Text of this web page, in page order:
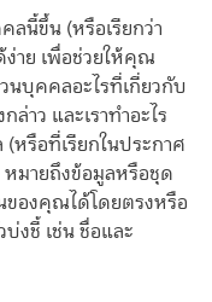
ลนี้ขึ้น (หรือเรียกว่า
ง่าย เพื่อช่วยให้คุณ
วนบุคคลอะไรที่เกี่ยวกับ
าว และเราทำอะไร
หรือที่เรียกในประกาศ
มายถึงข้อมูลหรือชุด
ของคุณได้โดยตรงหรือ
งชี้ เช่น ชื่อและ